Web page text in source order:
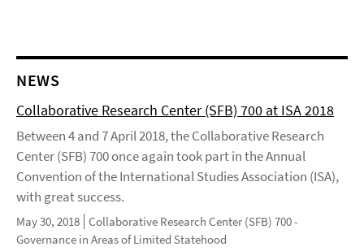
NEWS
Collaborative Research Center (SFB) 700 at ISA 2018
Between 4 and 7 April 2018, the Collaborative Research
Center (SFB) 700 once again took part in the Annual
Convention of the International Studies Association (ISA),
with great success.
May 30, 2018 Collaborative Research Center (SFB) 700 -
Governance in Areas of Limited Statehood